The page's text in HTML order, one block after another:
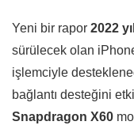
Yeni bir rapor 2022
sürülecek olan
işlemciyle
bağlantı desteğini
Snapdragon X60